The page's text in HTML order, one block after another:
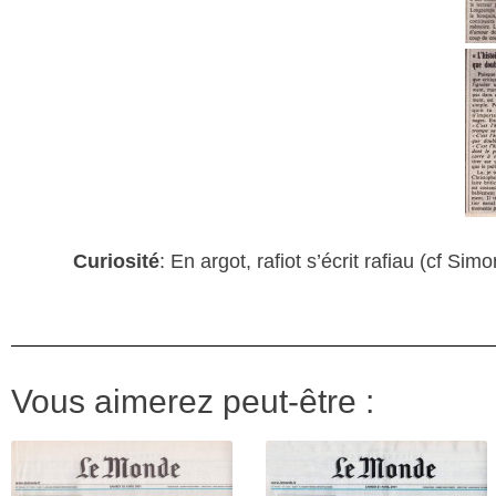
Curiosité: En argot, rafiot s’écrit rafiau (cf
Vous aimerez peut-être :